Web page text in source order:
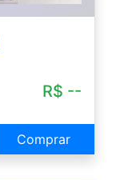
R$ --
Comprar